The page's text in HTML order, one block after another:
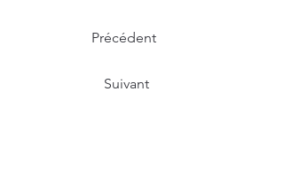
Précédent
Suivant